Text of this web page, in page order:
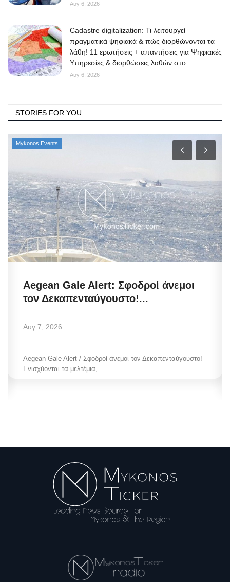
Αυγ 6, 2026
Cadastre digitalization: Τι λειτουργεί
πραγματικά ψηφιακά & πώς διορθώνονται τα
λάθη! 11 ερωτήσεις + απαντήσεις για Ψηφιακές
Υπηρεσίες & διορθώσεις λαθών στο...
Αυγ 6, 2026
STORIES FOR YOU
Mykonos Events
Aegean Gale Alert: Σφοδροί άνεμοι
τον Δεκαπενταύγουστο!...
Αυγ 7, 2026
Aegean Gale Alert / Σφοδροί άνεμοι τον Δεκαπενταύγουστο!
Ενισχύονται τα μελτέμια,...